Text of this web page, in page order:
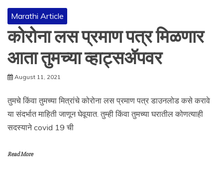
Marathi Article
कोरोना लस प्रमाण पत्र मिळणार
आता तुमच्या व्हाट्सॲपवर
August 11, 2021
तुमचे किंवा तुमच्या मित्रांचे कोरोना लस प्रमाण पत्र डाउनलोड कसे करावे
या संदर्भात माहिती जाणून घेवूयात. तुम्ही किंवा तुमच्या घरातील कोणत्याही
सदस्याने covid 19 ची
Read More